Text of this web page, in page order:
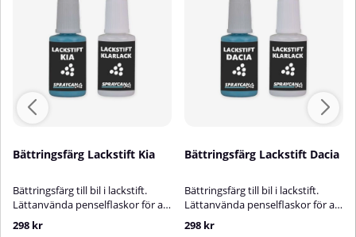
Bättringsfärg Lackstift Kia
Bättringsfärg till bil i lackstift.
Lättanvända penselflaskor för att
fylla stenskott och mindre skador
i bilens lack. Den ena flaskan är
298 kr
Bättringsfärg Lackstift Dacia
Bättringsfärg till bil i lackstift.
Lättanvända penselflaskor för att
fylla stenskott och mindre skador
i bilens lack. Den ena flaskan är
298 kr